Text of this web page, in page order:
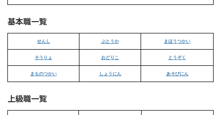
基本職一覧
せんし ぶとうか まほうつかい
そうりょ おどりこ とうぞく
まものつかい しょうにん あそびにん
上級職一覧